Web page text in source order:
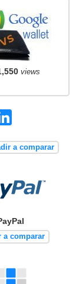
views
a comparar
a comparar